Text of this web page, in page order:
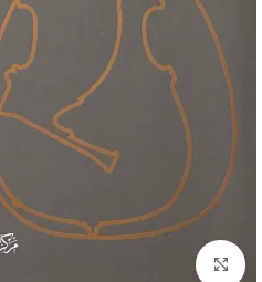
Click to enlarge